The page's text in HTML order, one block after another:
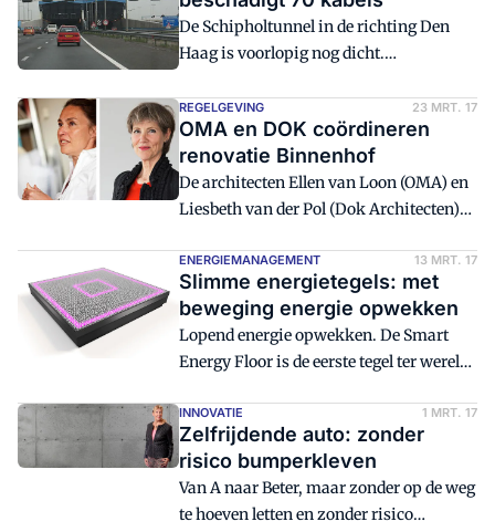
beperkt. "Mogelijk varen we met de
Schiphol boot mee."
De Schipholtunnel in de richting Den
Haag is voorlopig nog dicht.
man en macht gewerkt aan het
(gedeeltelijk) herstel van de
brandschade.
REGELGEVING 23 MRT. 17
OMA en DOK coördineren
renovatie Binnenhof
De architecten Ellen van Loon (OMA) en
Liesbeth van der Pol (Dok Architecten)
de renovatie van het Binnenhof. Het
Rijksvastgoedbedrijf heeft de
architecten geselecteerd via een geheime
procedure.
ENERGIEMANAGEMENT 13 MRT. 17
Slimme energietegels: met
beweging energie opwekken
Lopend energie opwekken. De Smart
Energy Floor is de eerste tegel ter wereld
zonne-energie omzet in elektriciteit. De
vloer is geschikt als energiebron voor
LED-verlichting, signage en serious
gaming, maar ook om data te
verzamelen in stedelijke omgevingen.
INNOVATIE 1 MRT. 17
Zelfrijdende auto: zonder
risico bumperkleven
Van A naar Beter, maar zonder op de weg
te hoeven letten en zonder risico